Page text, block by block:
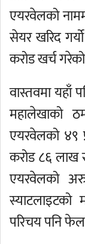
एयरवेलको
सेयर खरिद
करोड खर्च
वास्तवमा यहाँ
महालेखाको
एयरवेलको ४९
करोड ८६ लाख
एयरवेलको
परिचय पनि